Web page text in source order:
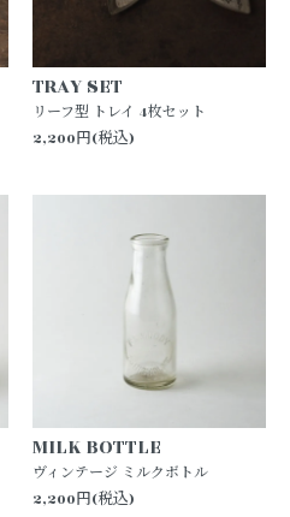
TRAY SET
リーフ型 トレイ 4枚セット
2,200円(税込)
MILK BOTTLE
ヴィンテージ ミルクボトル
2,200円(税込)